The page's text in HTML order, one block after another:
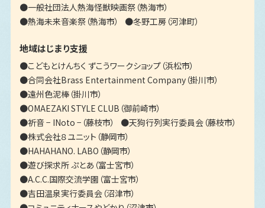
一般社団法人熱海怪獣映画祭（熱海市）
熱海未来音楽祭（熱海市）
冬野工房（河津町）
地域はじまり支援
こどもとけんちく ずこうワークショップ（浜松市）
合同会社Brass Entertainment Company（掛川市）
遠州色泥棒（掛川市）
OMAEZAKI STYLE CLUB（御前崎市）
祈音 − INoto −（藤枝市）
天狗行列実行委員会（藤枝市）
株式会社８ユニット（静岡市）
HAHAHANO. LABO（静岡市）
遊び探求所 ぷとあ（富士宮市）
A.C.C.国際交流学園（富士宮市）
吉田温泉実行委員会（沼津市）